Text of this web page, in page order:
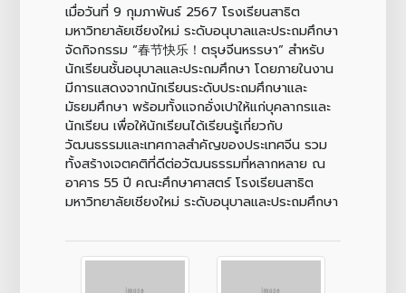
เมื่อวันที่ 9 กุมภาพันธ์ 2567 โรงเรียนสาธิต
มหาวิทยาลัยเชียงใหม่ ระดับอนุบาลและประถมศึกษา
จัดกิจกรรม “春节快乐！ตรุษจีนหรรษา” สำหรับ
นักเรียนชั้นอนุบาลและประถมศึกษา โดยภายในงาน
มีการแสดงจากนักเรียนระดับประถมศึกษาและ
มัธยมศึกษา พร้อมทั้งแจกอั่งเปาให้แก่บุคลากรและ
นักเรียน เพื่อให้นักเรียนได้เรียนรู้เกี่ยวกับ
วัฒนธรรมและเทศกาลสำคัญของประเทศจีน รวม
ทั้งสร้างเจตคติที่ดีต่อวัฒนธรรมที่หลากหลาย ณ
อาคาร 55 ปี คณะศึกษาศาสตร์ โรงเรียนสาธิต
มหาวิทยาลัยเชียงใหม่ ระดับอนุบาลและประถมศึกษา